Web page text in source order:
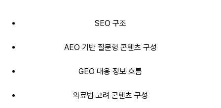
SEO 구조
AEO 기반 질문형 콘텐츠 구성
GEO 대응 정보 흐름
의료법 고려 콘텐츠 구성